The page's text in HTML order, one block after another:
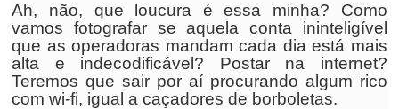
Ah, não, que loucura é essa minha? Como
vamos fotografar se aquela conta ininteligível
que as operadoras mandam cada dia está mais
alta e indecodificável? Postar na internet?
Teremos que sair por aí procurando algum rico
com wi-fi, igual a caçadores de borboletas.